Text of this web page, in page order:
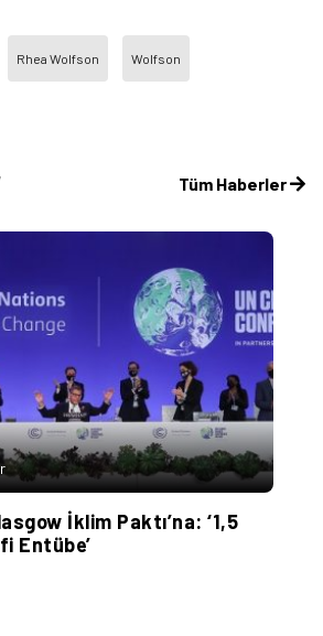
Rhea Wolfson Wolfson
Tüm Haberler
İklim Paktı’na: ‘1,5
Entübe’